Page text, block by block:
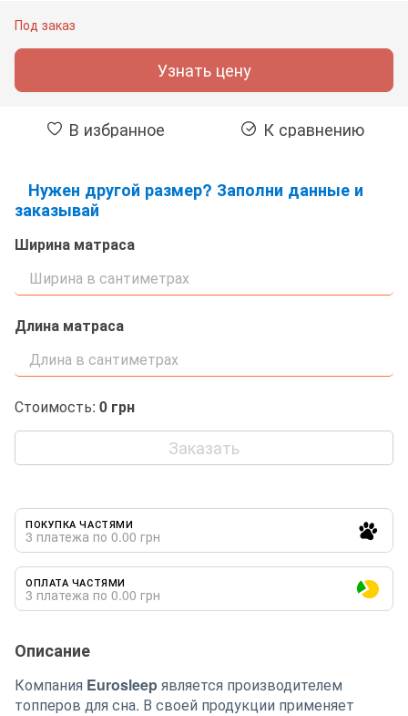
Под заказ
Узнать цену
В избранное К сравнению
Нужен другой размер? Заполни данные и
заказывай
Ширина матраса
Длина матраса
Стоимость: 0 грн
Заказать
ПОКУПКА ЧАСТЯМИ
3 платежа по 0.00 грн
ОПЛАТА ЧАСТЯМИ
3 платежа по 0.00 грн
Описание
Компания Eurosleepявляется производителем
топперов для сна. В своей продукции применяет